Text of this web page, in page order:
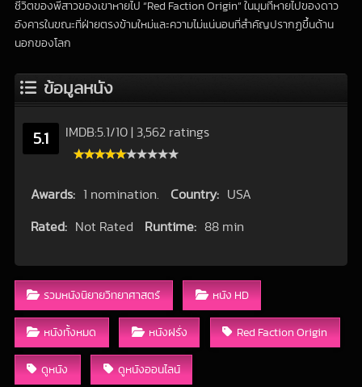
ชีวิตของพี่สาวของเขาหายไป “Red Faction Origin” ในมุมที่หายไปของดาว
อังคารในขณะที่ฝ่ายตรงข้ามใหม่และความไม่แน่นอนที่สำคัญปรากฏขึ้นด้าน
นอกของโลก
ข้อมูลหนัง
5.1 IMDB:5.1/10 | 3,562 ratings
Awards: 1 nomination. Country: USA
Rated: Not Rated Runtime: 88 min
รวมหนังนิยายวิทยาศาสตร์ หนัง HD
หนังทั้งหมด หนังฝรั่ง Red Faction Origin
ดูหนัง ดูหนังออนไลน์